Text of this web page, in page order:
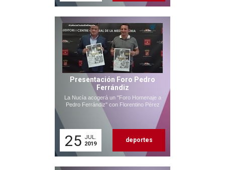
Presentación Foro Pedro
Ferrándiz
La Nucía acogerá un "Foro Homenaje a
Pedro Ferrándiz" con Florentino Pérez
25 JUL.
2019
deportes